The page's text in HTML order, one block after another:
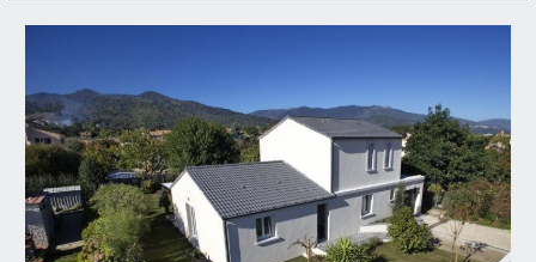
Phénix
passée
au
crible
:
histoire,
prix